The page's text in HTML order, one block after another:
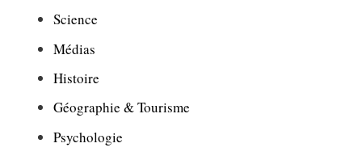
Science
Médias
Histoire
Géographie & Tourisme
Psychologie